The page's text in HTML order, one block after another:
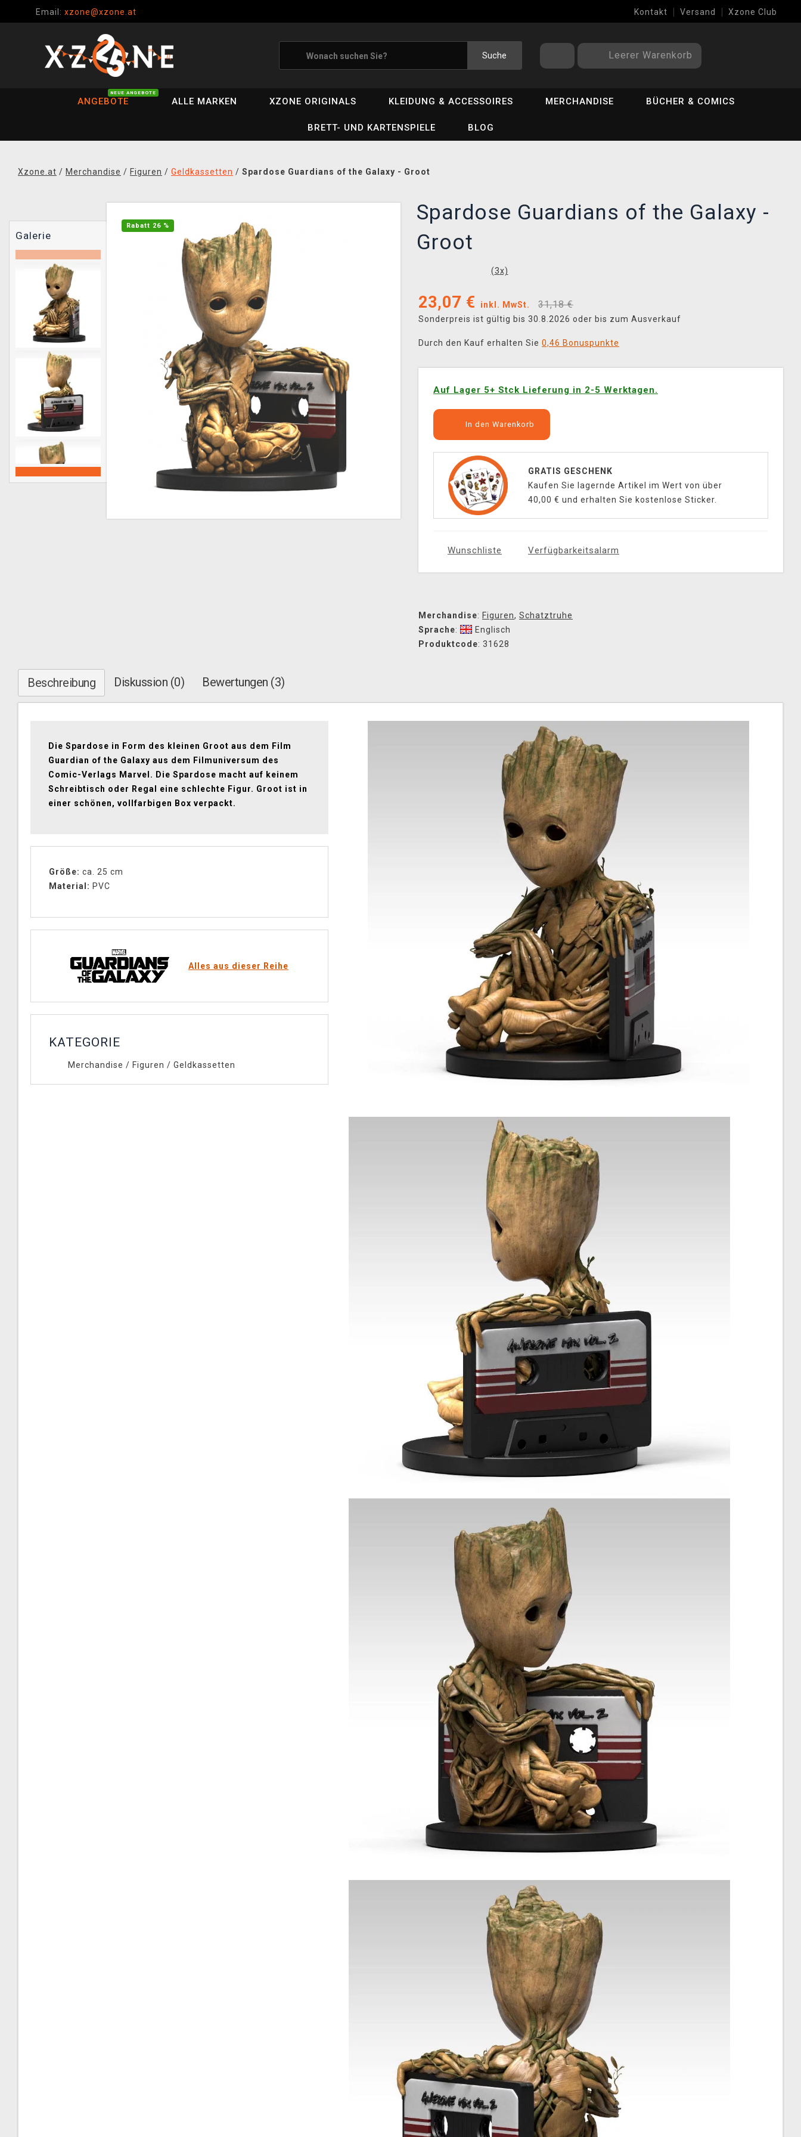
Email: xzone@xzone.at Kontakt Versand Xzone Club
Suche Leerer Warenkorb
ANGEBOTE
NEUE ANGEBOTE
ALLE MARKEN XZONE ORIGINALS KLEIDUNG & ACCESSOIRES MERCHANDISE BÜCHER & COMICS
BRETT- UND KARTENSPIELE BLOG
Xzone.at / Merchandise / Figuren / Geldkassetten / Spardose Guardians of the Galaxy - Groot
Galerie
Rabatt 26 %
Spardose Guardians of the Galaxy -
Groot
(3x)
23,07 € inkl. MwSt. 31,18 €
Sonderpreis ist gültig bis 30.8.2026 oder bis zum Ausverkauf
Durch den Kauf erhalten Sie 0,46 Bonuspunkte
Auf Lager 5+ Stck Lieferung in 2-5 Werktagen.
In den Warenkorb
GRATIS GESCHENK
Kaufen Sie lagernde Artikel im Wert von über
40,00 € und erhalten Sie kostenlose Sticker.
Wunschliste Verfügbarkeitsalarm
Merchandise: Figuren, Schatztruhe
Sprache:
Englisch
Produktcode: 31628
Beschreibung Diskussion (0) Bewertungen (3)
Die Spardose in Form des kleinen Groot aus dem Film
Guardian of the Galaxy aus dem Filmuniversum des
Comic-Verlags Marvel. Die Spardose macht auf keinem
Schreibtisch oder Regal eine schlechte Figur. Groot ist in
einer schönen, vollfarbigen Box verpackt.
Größe: ca. 25 cm
Material: PVC
Alles aus dieser Reihe
KATEGORIE
Merchandise / Figuren / Geldkassetten